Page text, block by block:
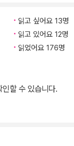
에 있는 소설가들을
에는 총 374편의 장
쳤고, 이 가운데 “우
준 허태연의 장편
다. 심사위원회는
읽고 싶어요 13명
읽고 있어요 12명
읽었어요 176명
할 수 있습니다.